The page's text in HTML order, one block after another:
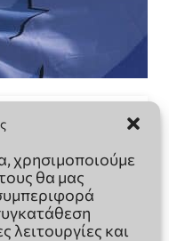
χρησιμοποιούμε
θα μας
λειτουργίες και